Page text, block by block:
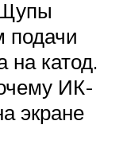
подачи
на катод.
ИК-
экране